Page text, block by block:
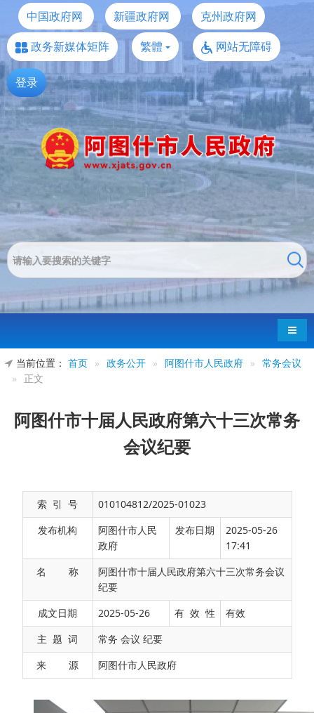
中国政府网 新疆政府网
克州政府网
政务新媒体矩阵
繁體 网站无障碍
登录
导航
当前位置： 首页 » 政务公开 » 阿图什市人民政府 » 常务会议
»
正文
阿图什市十届人民政府第六十三次常务
会议纪要
索 引 号
010104812/2025-01023
发布机构
阿图什市人民
政府
发布日期
2025-05-26
17:41
名 称
阿图什市十届人民政府第六十三次常务会议
纪要
成文日期
2025-05-26 有 效 性
有效
主 题 词
常务 会议 纪要
来 源
阿图什市人民政府